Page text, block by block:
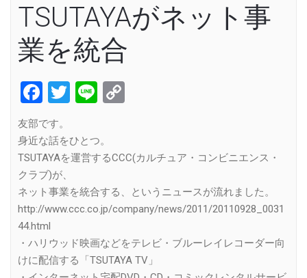
TSUTAYAがネット事
業を統合
Facebook
Twitter
Line
友部です。
身近な話をひとつ。
TSUTAYAを運営するCCC(カルチュア・コンビニエンス・
クラブ)が、
ネット事業を統合する、というニュースが流れました。
http://www.ccc.co.jp/company/news/2011/20110928_0031
44.html
・ハリウッド映画などをテレビ・ブルーレイレコーダー向
けに配信する「TSUTAYA TV」